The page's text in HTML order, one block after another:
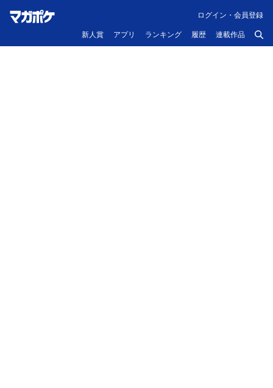
新人賞 アプリ ランキング 履歴 連載作品
ログイン・会員登録